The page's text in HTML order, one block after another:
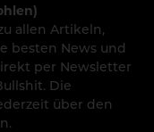
allen Artikeln,
besten News und
per Newsletter
Die
über den